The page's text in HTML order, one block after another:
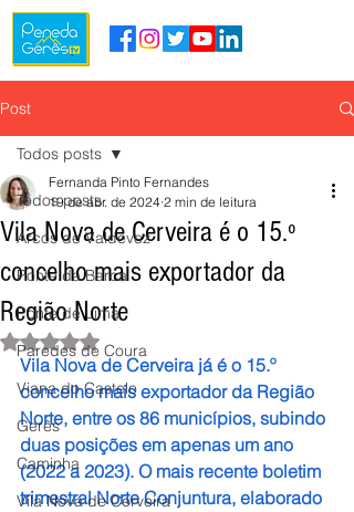
Post
Todos posts
Arcos de Valdevez
Ponte da Barca
Ponte de Lima
Paredes de Coura
Viana do Castelo
Gerês
Caminha
Vila Nova de Cerveira
Todos posts
Vila Nova de Cerveira é o 15.º
concelho mais exportador da
Região Norte
Fernanda Pinto Fernandes
19 de abr. de 2024 2 min de leitura
Avaliado com NaN de 5 estrelas.
Vila Nova de Cerveira já é o 15.º
concelho mais exportador da Região
Norte, entre os 86 municípios, subindo
duas posições em apenas um ano
(2022 a 2023). O mais recente boletim
trimestral Norte Conjuntura, elaborado